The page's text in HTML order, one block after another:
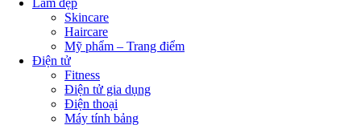
Skincare
Haircare
Mỹ phẩm – Trang điểm
Điện tử
Fitness
Điện tử gia dụng
Điện thoại
Máy tính bảng